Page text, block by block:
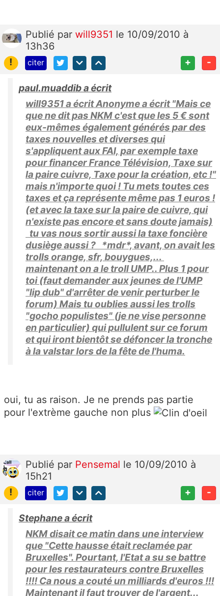
Publié par will9351 le 10/09/2010 à
13h36
!
citer + -
paul.muaddib a écrit
will9351 a écrit Anonyme a écrit "Mais ce
que ne dit pas NKM c'est que les 5 € sont
eux-mêmes également générés par des
taxes nouvelles et diverses qui
s'appliquent aux FAI, par exemple taxe
pour financer France Télévision, Taxe sur
la paire cuivre, Taxe pour la création, etc !"
mais n'importe quoi ! Tu mets toutes ces
taxes et ça représente même pas 1 euros !
(et avec la taxe sur la paire de cuivre, qui
n'existe pas encore et sans doute jamais)
tu vas nous sortir aussi la taxe foncière
dusiège aussi ? *mdr*, avant, on avait les
trolls orange, sfr, bouygues,...
maintenant on a le troll UMP.. Plus 1 pour
toi (faut demander aux jeunes de l'UMP
"lip dub" d'arrêter de venir perturber le
forum) Mais tu oublies aussi les trolls
"gocho populistes" (je ne vise personne
en particulier) qui pullulent sur ce forum
et qui iront bientôt se défoncer la tronche
à la valstar lors de la fête de l'huma.
oui, tu as raison. Je ne prends pas partie
pour l'extrème gauche non plus
Publié par Pensemal le 10/09/2010 à
15h21
!
citer + -
Stephane a écrit
NKM disait ce matin dans une interview
que "Cette hausse était reclamée par
Bruxelles". Pourtant, l'Etat a su se battre
pour les restaurateurs contre Bruxelles
!!!! Ca nous a couté un milliards d'euros !!!
Maintenant il faut trouver de l'argent...